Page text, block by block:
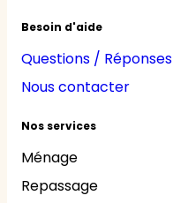
Besoin d'aide
Questions / Réponses
Nous contacter
Nos services
Ménage
Repassage